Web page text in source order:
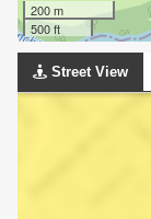
200 m
500 ft
Street View